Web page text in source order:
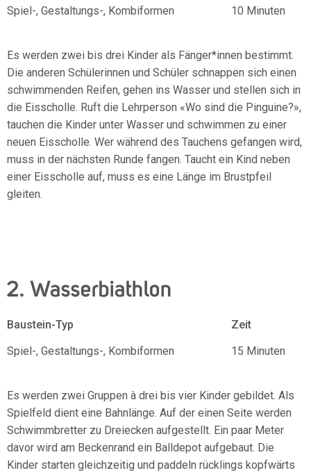
Spiel-, Gestaltungs-, Kombiformen
10 Minuten
Es werden zwei bis drei Kinder als Fänger*innen bestimmt.
Die anderen Schülerinnen und Schüler schnappen sich einen
schwimmenden Reifen, gehen ins Wasser und stellen sich in
die Eisscholle. Ruft die Lehrperson «Wo sind die Pinguine?»,
tauchen die Kinder unter Wasser und schwimmen zu einer
neuen Eisscholle. Wer während des Tauchens gefangen wird,
muss in der nächsten Runde fangen. Taucht ein Kind neben
einer Eisscholle auf, muss es eine Länge im Brustpfeil
gleiten.
2. Wasserbiathlon
Baustein-Typ
Zeit
Spiel-, Gestaltungs-, Kombiformen
15 Minuten
Es werden zwei Gruppen à drei bis vier Kinder gebildet. Als
Spielfeld dient eine Bahnlänge. Auf der einen Seite werden
Schwimmbretter zu Dreiecken aufgestellt. Ein paar Meter
davor wird am Beckenrand ein Balldepot aufgebaut. Die
Kinder starten gleichzeitig und paddeln rücklings kopfwärts